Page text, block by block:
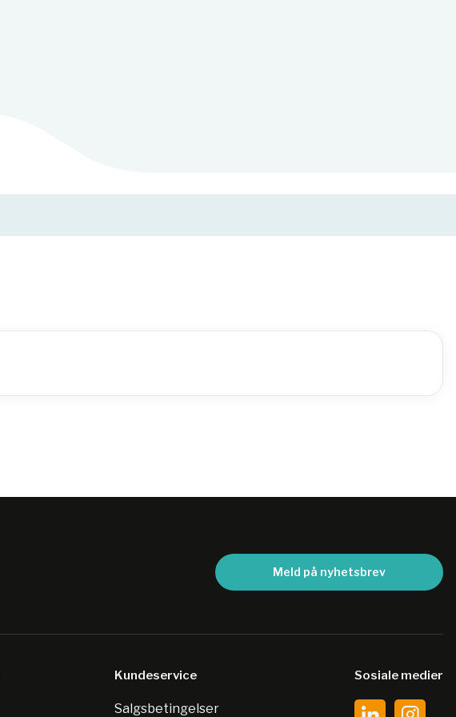
Meld på nyhetsbrev
Kundeservice
Salgsbetingelser
Sosiale medier